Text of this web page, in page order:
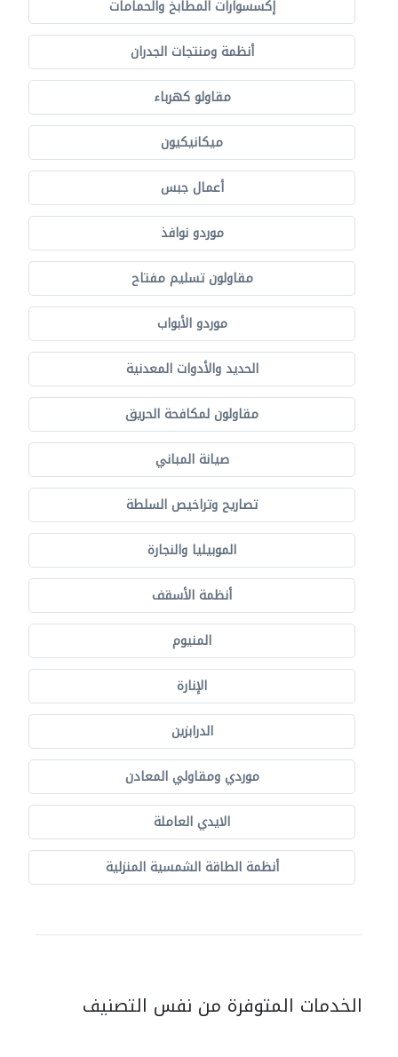
إكسسوارات المطابخ والحمامات
أنظمة ومنتجات الجدران
مقاولو كهرباء
ميكانيكيون
أعمال جبس
موردو نوافذ
مقاولون تسليم مفتاح
موردو الأبواب
الحديد والأدوات المعدنية
مقاولون لمكافحة الحريق
صيانة المباني
تصاريح وتراخيص السلطة
الموبيليا والنجارة
أنظمة الأسقف
المنيوم
الإنارة
الدرابزين
موردي ومقاولي المعادن
الايدي العاملة
أنظمة الطاقة الشمسية المنزلية
الخدمات المتوفرة من نفس التصنيف